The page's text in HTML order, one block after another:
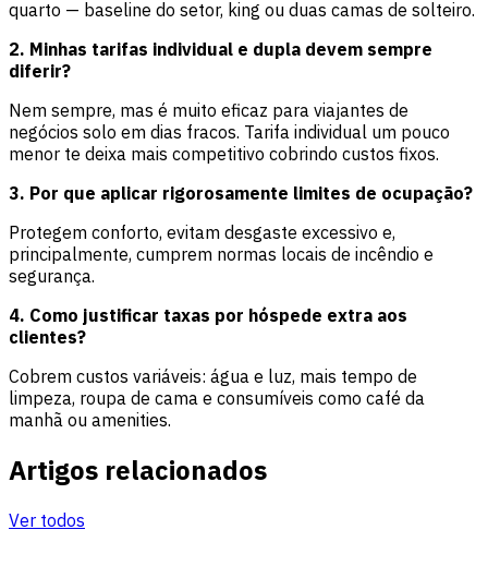
quarto — baseline do setor, king ou duas camas de solteiro.
2. Minhas tarifas individual e dupla devem sempre
diferir?
Nem sempre, mas é muito eficaz para viajantes de
negócios solo em dias fracos. Tarifa individual um pouco
menor te deixa mais competitivo cobrindo custos fixos.
3. Por que aplicar rigorosamente limites de ocupação?
Protegem conforto, evitam desgaste excessivo e,
principalmente, cumprem normas locais de incêndio e
segurança.
4. Como justificar taxas por hóspede extra aos
clientes?
Cobrem custos variáveis: água e luz, mais tempo de
limpeza, roupa de cama e consumíveis como café da
manhã ou amenities.
Artigos relacionados
Ver todos